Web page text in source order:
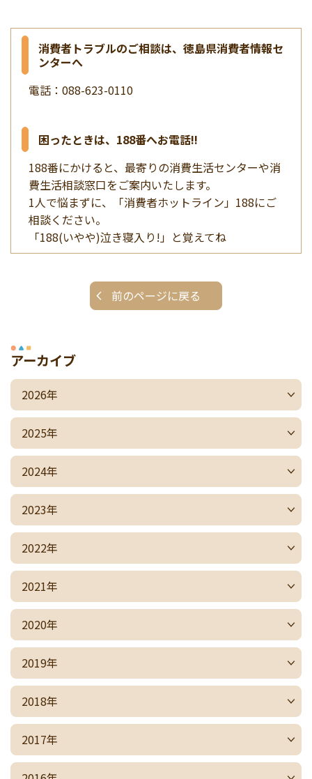
消費者トラブルのご相談は、徳島県消費者情報セ
ンターへ
電話：088-623-0110
困ったときは、188番へお電話!!
188番にかけると、最寄りの消費生活センターや消
費生活相談窓口をご案内いたします。
1人で悩まずに、「消費者ホットライン」188にご
相談ください。
「188(いやや)泣き寝入り!」と覚えてね
前のページに戻る
アーカイブ
2026年
2025年
2024年
2023年
2022年
2021年
2020年
2019年
2018年
2017年